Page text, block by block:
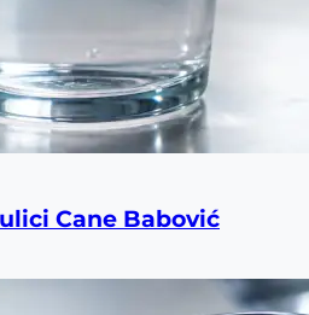
Cane Babović